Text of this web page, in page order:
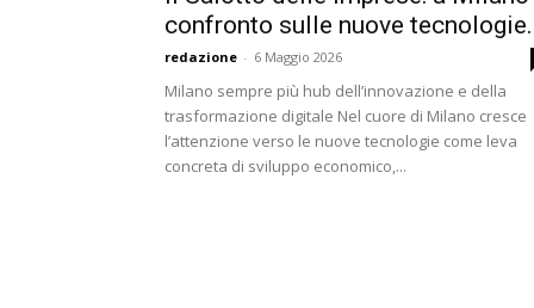
confronto sulle nuove
redazione - 6 Maggio 2026
Milano sempre più hub dell’innovazione e della
trasformazione digitale Nel cuore di Milano cresce
l’attenzione verso le nuove tecnologie come leva
concreta di sviluppo economico,...